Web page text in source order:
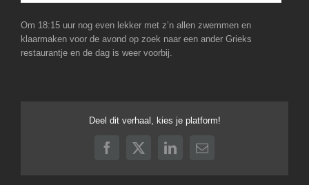
Om 18:15 uur nog even lekker met z’n allen zwemmen en
klaarmaken voor de avond op zoek naar een ander Grieks
restaurantje en de dag is weer voorbij.
Deel dit verhaal, kies je platform!
Facebook
X LinkedIn
E-